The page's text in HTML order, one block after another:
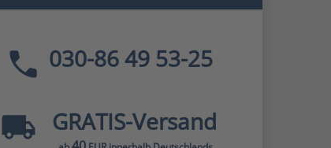
030-86 49 53-25
GRATIS-Versand